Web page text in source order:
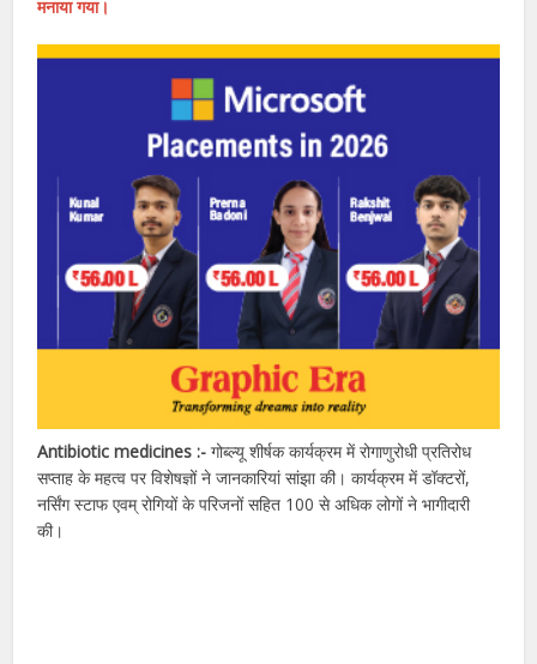
मनाया गया।
Antibiotic medicines :-गोब्ल्यू शीर्षक कार्यक्रम में रोगाणुरोधी प्रतिरोध
सप्ताह के महत्व पर विशेषज्ञों ने जानकारियां सांझा की। कार्यक्रम में डॉक्टरों,
नर्सिंग स्टाफ एवम् रोगियों के परिजनों सहित 100 से अधिक लोगों ने भागीदारी
की।